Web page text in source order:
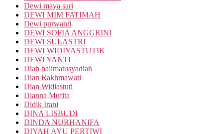
Dewi maya sari
DEWI MIM FATIMAH
Dewi purwanti
DEWI SOFIA ANGGRINI
DEWI SULASTRI
DEWI WIDIYASTUTIK
DEWI YANTI
Diah halimatusyadiah
Dian Rakhmawati
Dian Widiastuti
Dianna Mufita
Didik Irani
DINA LISBUDI
DINDA NURHANIFA
DIYAH AYU PERTIWI